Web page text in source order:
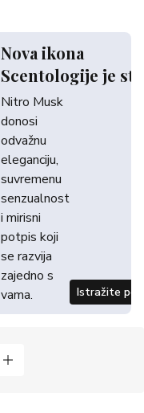
Nova ikona
Scentologije je
Nitro Musk
donosi
odvažnu
eleganciju,
suvremenu
senzualnost
i mirisni
potpis koji
se razvija
zajedno s
vama.
Istražite